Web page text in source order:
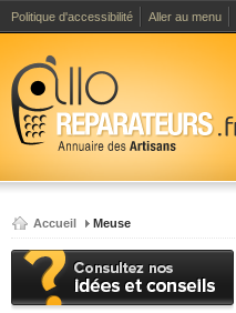
Politique d'accessibilité Aller au menu
Accueil Meuse